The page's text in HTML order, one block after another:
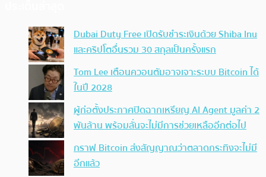
Dubai Duty Free เปิดรับชำระเงินด้วย Shiba Inu
และคริปโตอื่นรวม 30 สกุลเป็นครั้งแรก
Tom Lee เตือนควอนตัมอาจเจาะระบบ Bitcoin ได้
ในปี 2028
ผู้ก่อตั้งประกาศปิดฉากเหรียญ AI Agent มูลค่า 2
พันล้าน พร้อมลั่นจะไม่มีการช่วยเหลืออีกต่อไป
กราฟ Bitcoin ส่งสัญญาณว่าตลาดกระทิงจะไม่มี
อีกแล้ว